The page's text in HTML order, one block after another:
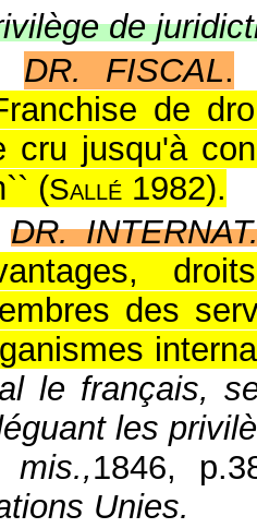
de
DR. FISCAL.
de
cru jusqu'à
(Sallé 1982).
DR.
des
le français,
les
mis.,1846,
Unies.